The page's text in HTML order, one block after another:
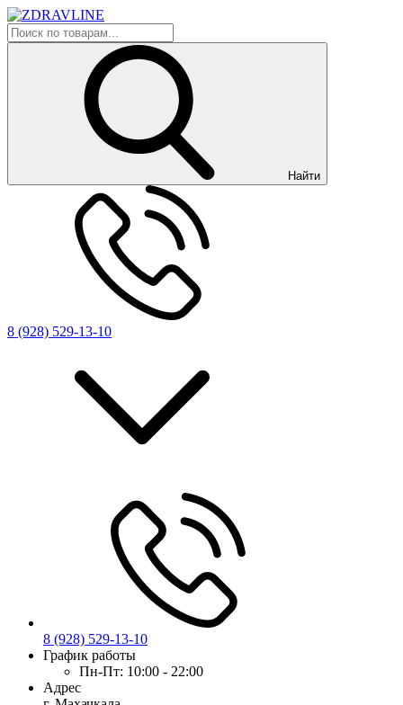
Найти
8 (928) 529-13-10
8 (928) 529-13-10
График работы
Пн-Пт: 10:00 - 22:00
Адрес